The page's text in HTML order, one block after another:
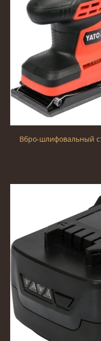
Вбро-шлифовальный